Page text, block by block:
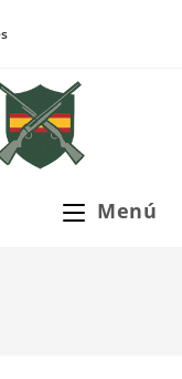
Menú